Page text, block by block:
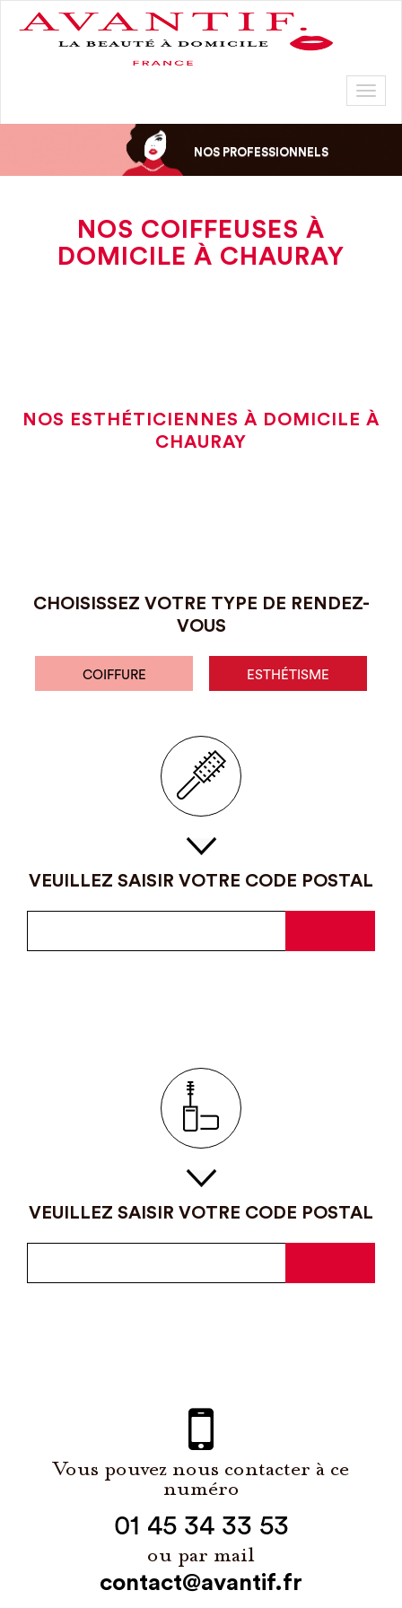
NOS PROFESSIONNELS
NOS COIFFEUSES À
DOMICILE À CHAURAY
NOS ESTHÉTICIENNES À DOMICILE À
CHAURAY
CHOISISSEZ VOTRE TYPE DE RENDEZ-
VOUS
COIFFURE ESTHÉTISME
VEUILLEZ SAISIR VOTRE CODE POSTAL
VEUILLEZ SAISIR VOTRE CODE POSTAL
Vous pouvez nous contacter à ce
numéro
01 45 34 33 53
ou par mail
contact@avantif.fr